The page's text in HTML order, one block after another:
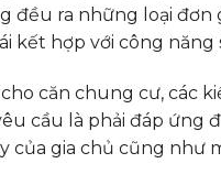
đều ra những loại
kết hợp với công
căn chung cư, các
cầu là phải đáp ứng
của gia chủ cũng như